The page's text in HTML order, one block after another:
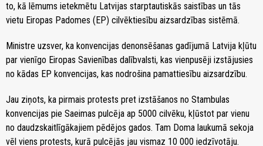
to, kā lēmums ietekmētu Latvijas starptautiskās saistības un tās
vietu Eiropas Padomes (EP) cilvēktiesību aizsardzības sistēmā.
Ministre uzsver, ka konvencijas denonsēšanas gadījumā Latvija kļūtu
par vienīgo Eiropas Savienības dalībvalsti, kas vienpusēji izstājusies
no kādas EP konvencijas, kas nodrošina pamattiesību aizsardzību.
Jau ziņots, ka pirmais protests pret izstāšanos no Stambulas
konvencijas pie Saeimas pulcēja ap 5000 cilvēku, kļūstot par vienu
no daudzskaitlīgākajiem pēdējos gados. Tam Doma laukumā sekoja
vēl viens protests, kurā pulcējās jau vismaz 10 000 iedzīvotāju.